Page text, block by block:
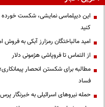
این دیپلماسی نمایشی، شکست خورده
کنید
امید مالباختگان رمزارز آبکی به فروش
از التماس تا فروپاشی هژمونی دلار
مطالبه برای شکستن انحصار
فساد
حمله نیروهای اسرائیلی به خبرنگار